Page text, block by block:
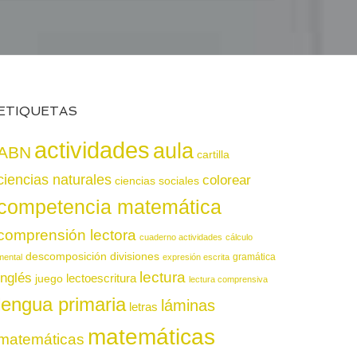
actividadesaula cartilla
naturales ciencias sociales colorear
matemática
lectora cuaderno actividades cálculo
descomposición divisiones expresión escrita gramática
juego lectoescritura lectura lectura comprensiva
primaria letras láminas
matemáticas